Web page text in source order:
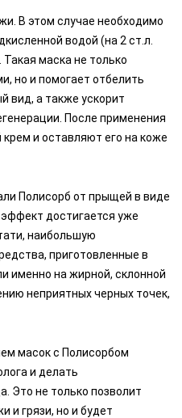
В этом случае необходимо
водой (на 2 ст.л.
маска не только
но и помогает отбелить
вид, а также ускорит
После применения
и оставляют его на коже
Полисорб от прыщей в виде
достигается уже
наибольшую
приготовленные в
именно на жирной, склонной
неприятных черных точек,
масок с Полисорбом
и делать
Это не только позволит
и грязи, но и будет